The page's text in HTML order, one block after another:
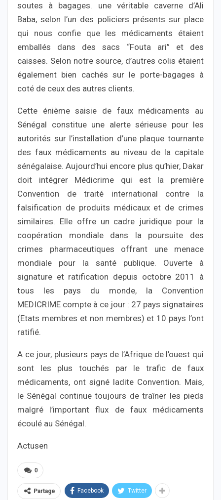
soutes à bagages. une véritable caverne d’Ali
Baba, selon l’un des policiers présents sur place
qui nous confie que les médicaments étaient
emballés dans des sacs “Fouta ari” et des
caisses. Selon notre source, d’autres colis étaient
également bien cachés sur le porte-bagages à
coté de ceux des autres clients.
Cette énième saisie de faux médicaments au
Sénégal constitue une alerte sérieuse pour les
autorités sur l’installation d’une plaque tournante
des faux médicaments au niveau de la capitale
sénégalaise. Aujourd’hui encore plus qu’hier, Dakar
doit intégrer Médicrime qui est la première
Convention de traité international contre la
falsification de produits médicaux et de crimes
similaires. Elle offre un cadre juridique pour la
coopération mondiale dans la poursuite des
crimes pharmaceutiques offrant une menace
mondiale pour la santé publique. Ouverte à
signature et ratification depuis octobre 2011 à
tous les pays du monde, la Convention
MEDICRIME compte à ce jour : 27 pays signataires
(Etats membres et non membres) et 10 pays l’ont
ratifié.
A ce jour, plusieurs pays de l’Afrique de l’ouest qui
sont les plus touchés par le trafic de faux
médicaments, ont signé ladite Convention. Mais,
le Sénégal continue toujours de traîner les pieds
malgré l’important flux de faux médicaments
écoulé au Sénégal.
Actusen
0
Partage Facebook Twitter